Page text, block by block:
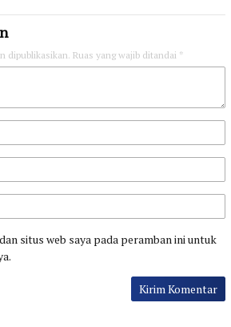
dipublikasikan. Ruas yang wajib ditandai *
situs web saya pada peramban ini untuk